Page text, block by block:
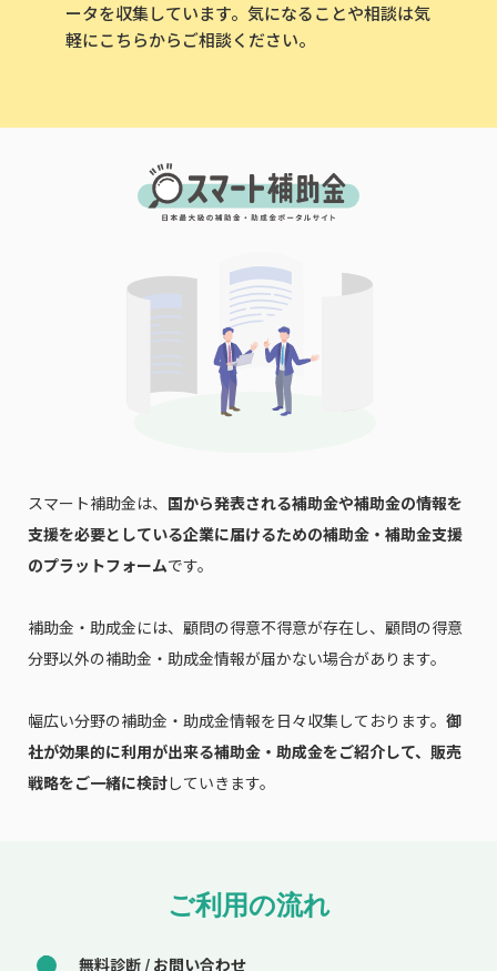
ータを収集しています。気になることや相談は気
軽にこちらからご相談ください。
スマート補助金は、 国から発表される補助金や補助金の情報を
支援を必要としている企業に届けるための補助金・補助金支援
のプラットフォームです。
補助金・助成金には、顧問の得意不得意が存在し、顧問の得意
分野以外の補助金・助成金情報が届かない場合があります。
幅広い分野の補助金・助成金情報を日々収集しております。 御
社が効果的に利用が出来る補助金・助成金をご紹介して、販売
戦略をご一緒に検討していきます。
ご利用の流れ
無料診断 / お問い合わせ